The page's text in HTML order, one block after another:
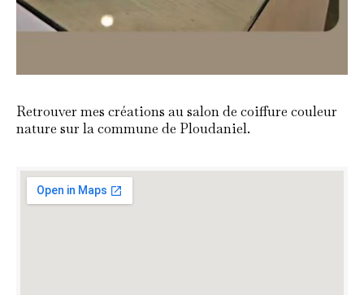
Retrouver mes créations au salon de coiffure couleur
nature sur la commune de Ploudaniel.